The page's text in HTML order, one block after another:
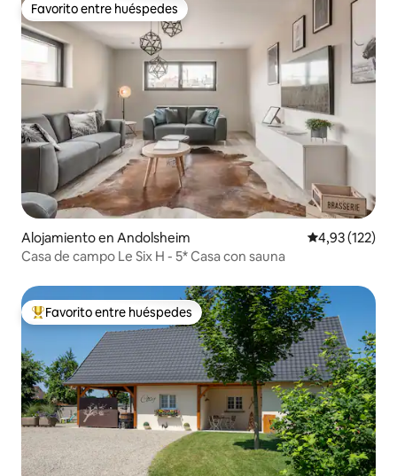
Favorito entre huéspedes
Favorito entre huéspedes
Alojamiento en Andolsheim Calificación
4,93 (122)
Casa de campo Le Six H - 5* Casa con sauna
Favorito entre los huéspedes más destacados
Favorito entre huéspedes